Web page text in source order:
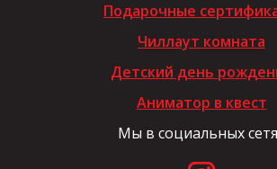
Подарочные
Чиллаут комната
Детский день
Аниматор в квест
Мы в социальных